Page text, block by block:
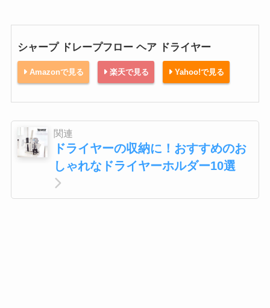
シャープ ドレープフロー ヘア ドライヤー
Amazonで見る 楽天で見る Yahoo!で見る
関連
ドライヤーの収納に！おすすめのお
しゃれなドライヤーホルダー10選